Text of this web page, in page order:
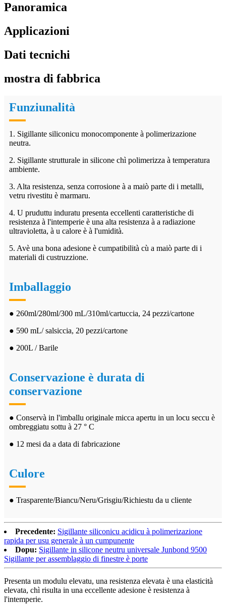
Panoramica
Applicazioni
Dati tecnichi
mostra di fabbrica
Funziunalità
1. Sigillante siliconicu monocomponente à polimerizazione
neutra.
2. Sigillante strutturale in silicone chì polimerizza à temperatura
ambiente.
3. Alta resistenza, senza corrosione à a maiò parte di i metalli,
vetru rivestitu è ​​marmaru.
4. U pruduttu induratu presenta eccellenti caratteristiche di
resistenza à l'intemperie è una alta resistenza à a radiazione
ultravioletta, à u calore è à l'umidità.
5. Avè una bona adesione è cumpatibilità cù a maiò parte di i
materiali di custruzzione.
Imballaggio
● 260ml/280ml/300 mL/310ml/cartuccia, 24 pezzi/cartone
● 590 mL/ salsiccia, 20 pezzi/cartone
● 200L / Barile
Conservazione è durata di
conservazione
● Conservà in l'imballu originale micca apertu in un locu seccu è
ombreggiatu sottu à 27 ° C
● 12 mesi da a data di fabricazione
Culore
● Trasparente/Biancu/Neru/Grisgiu/Richiestu da u cliente
Precedente: Sigillante siliconicu acidicu à polimerizazione
rapida per usu generale à un cumpunente
Dopu: Sigillante in silicone neutru universale Junbond 9500
Sigillante per assemblaggio di finestre è porte
Presenta un modulu elevatu, una resistenza elevata è una elasticità
elevata, chì risulta in una eccellente adesione è resistenza à
l'intemperie.